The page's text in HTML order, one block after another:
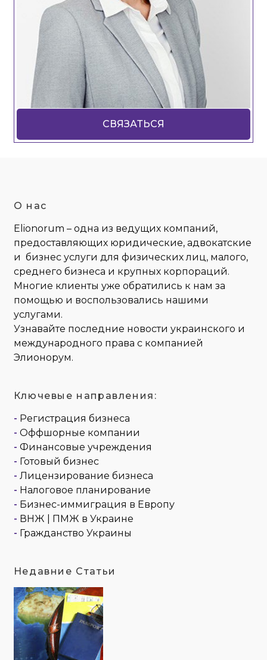
СВЯЗАТЬСЯ
О нас
Elionorum – одна из ведущих компаний,
предоставляющих юридические, адвокатские
и бизнес услуги для физических лиц, малого,
среднего бизнеса и крупных корпораций.
Многие клиенты уже обратились к нам за
помощью и воспользовались нашими
услугами.
Узнавайте последние новости украинского и
международного права с компанией
Элионорум.
Ключевые направления:
- Регистрация бизнеса
- Оффшорные компании
- Финансовые учреждения
- Готовый бизнес
- Лицензирование бизнеса
- Налоговое планирование
- Бизнес-иммиграция в Европу
- ВНЖ | ПМЖ в Украине
- Гражданство Украины
Недавние Статьи